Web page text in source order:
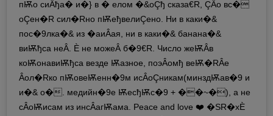
пѬо сиÂђа� и�} в � елом �&оÇђ сказа€R, ÇÂо вс�
оÇен�R сил�Rно пѬеђвелиÇено. Ни в каки�&
пос�9лка�& из �aиÂая, ни в каки�& банана�&
виѬђса неÂ. È не можеÂ б�9€R. Число жеѬÂв
коѬонавиѬђса везде Ѭазное, поэÂомђ веѬ�RÂе
Âол�Rко пѬовеѬенн�9м исÂоÇникам(минздѬав�9 и
и�& о�. медийн�9е ѬесђѬс�9 + ��~�), а не
сÂоѬисам из инсÂагѬама. Peace and love ❤️ �SR�xÈ